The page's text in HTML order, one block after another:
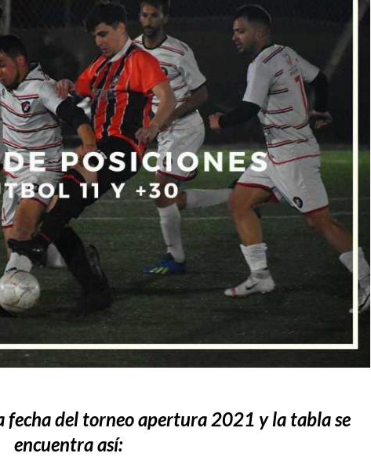
fecha del torneo apertura 2021 y la tabla se
encuentra así: